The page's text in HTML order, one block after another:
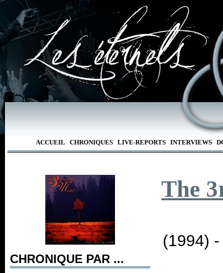
ACCUEIL CHRONIQUES LIVE-REPORTS INTERVIEWS
CHRONIQUE PAR ...
The
(1994)